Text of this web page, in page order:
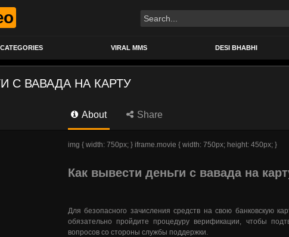
CATEGORIES VIRAL MMS DESI BHABHI
С ВАВАДА НА КАРТУ
About Share
img { width: 750px; } iframe.movie { width: 750px; height: 450px; }
Как вывести деньги с вавада на
Для безопасного зачисления средств на свою банковскую
обязательно пройдите процедуру верификации, чтобы
вопросов со стороны службы поддержки.